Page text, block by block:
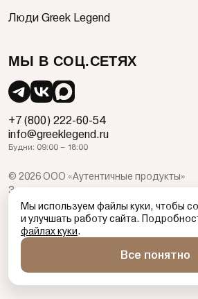
Люди Greek Legend
МЫ В СОЦ.СЕТЯХ
+7 (800) 222-60-54
info@greeklegend.ru
Будни: 09:00 – 18:00
© 2026ООО «Аутентичные продукты»
Зона, время, товары и предложения
ограничены. Организатор, продавец и
информационных услуг ООО
1247700290309, 109548, Адрес: 101000,
Тургеневская пл., д. 2
Политика защиты и обработки
Мы используем файлы куки, чтобы
и улучшать работу сайта.
файлах куки.
Все понятно